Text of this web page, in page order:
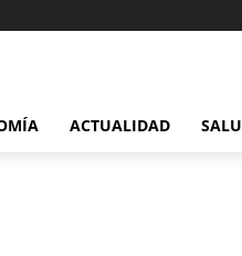
ACTUALIDAD